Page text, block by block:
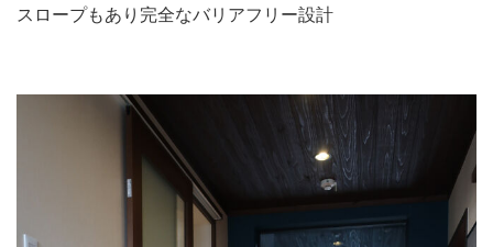
スロープもあり完全なバリアフリー設計